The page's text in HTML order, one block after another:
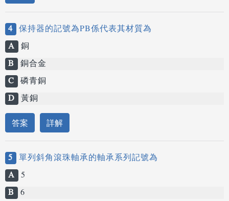
4 保持器的記號為PB係代表其材質為
A 銅
B 銅合金
C 磷青銅
D 黃銅
答案 詳解
5 單列斜角滾珠軸承的軸承系列記號為
A 5
B 6